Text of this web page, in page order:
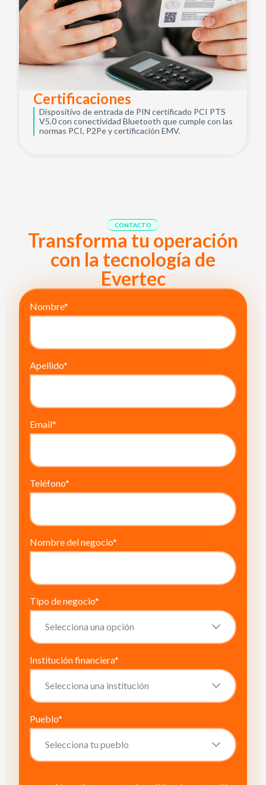
Certificaciones
Dispositivo de entrada de PIN certificado PCI PTS
V5.0 con conectividad Bluetooth que cumple con las
normas PCI, P2Pe y certificación EMV.
CONTACTO
Transforma tu operación
con la tecnología de
Evertec
Nombre*
Apellido*
Email*
Teléfono*
Nombre del negocio*
Tipo de negocio*
Institución financiera*
Pueblo*